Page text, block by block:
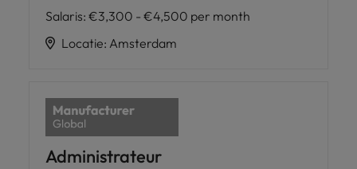
Salaris: €3,300 - €4,500 per month
Locatie: Amsterdam
Administrateur